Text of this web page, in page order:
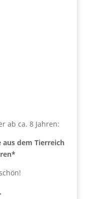
ab ca. 8 Jahren:
aus dem Tierreich
*